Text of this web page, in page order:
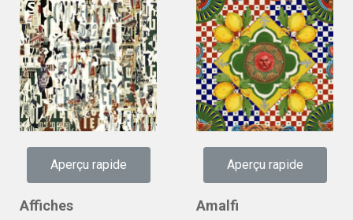
Aperçu rapide
Affiches
Aperçu rapide
Amalfi